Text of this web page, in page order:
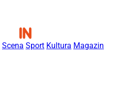
Scena Sport Kultura Magazin